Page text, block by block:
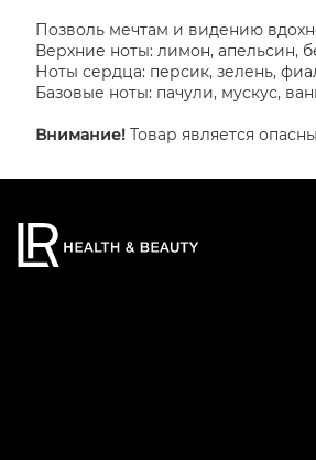
Позволь мечтам и видению
Верхние ноты: лимон, апельсин,
Ноты сердца: персик, зелень,
Базовые ноты: пачули, мускус,
Внимание! Товар является